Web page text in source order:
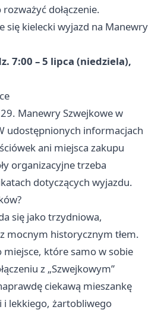
dołączenie.
się kielecki wyjazd na Manewry
7:00 – 5 lipca (niedziela),
Manewry Szwejkowe w
udostępnionych informacjach
ani miejsca zakupu
organizacyjne trzeba
dotyczących wyjazdu.
się jako trzydniowa,
mocnym historycznym tłem.
miejsce, które samo w sobie
z „Szwejkowym”
ciekawą mieszankę
i lekkiego, żartobliwego